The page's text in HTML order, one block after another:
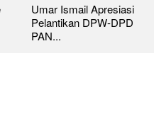
Umar Ismail Apresiasi
Pelantikan DPW-DPD
PAN...